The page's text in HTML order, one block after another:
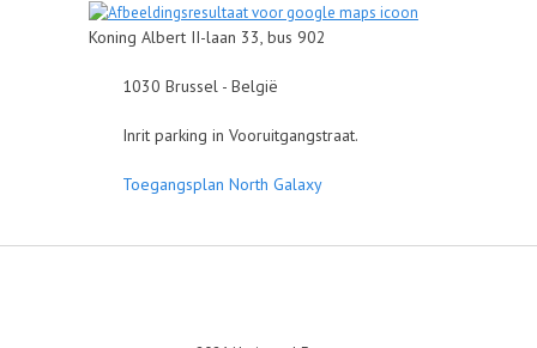
Koning Albert II-laan 33, bus 902
1030 Brussel - België
Inrit parking in Vooruitgangstraat.
Toegangsplan North Galaxy